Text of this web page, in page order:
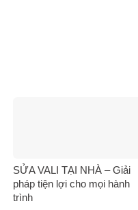
SỬA VALI TẠI NHÀ – Giải
pháp tiện lợi cho mọi hành
trình